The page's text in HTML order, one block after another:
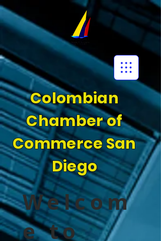
Colombian
Chamber of
Commerce San
Diego
Welcom
e to